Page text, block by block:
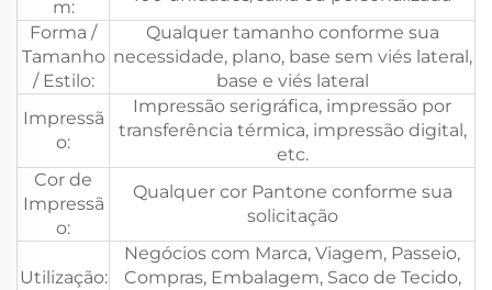
m:
Forma /
Tamanho
/ Estilo:
Qualquer tamanho conforme sua
necessidade, plano, base sem viés lateral,
base e viés lateral
Impressã
o:
Impressão serigráfica, impressão por
transferência térmica, impressão digital,
etc.
Cor de
Impressã
o:
Qualquer cor Pantone conforme sua
solicitação
Utilização:
Negócios com Marca, Viagem, Passeio,
Compras, Embalagem, Saco de Tecido,